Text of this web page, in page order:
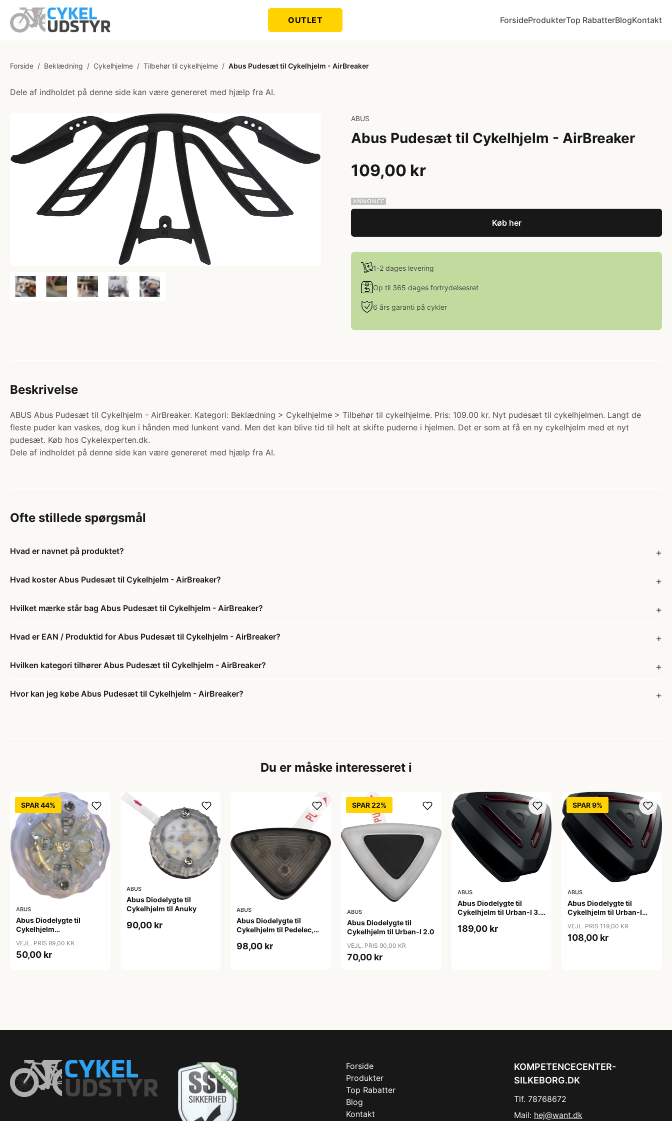
OUTLET ForsideProdukterTop RabatterBlogKontakt
Forside / Beklædning / Cykelhjelme / Tilbehør til cykelhjelme / Abus Pudesæt til Cykelhjelm - AirBreaker
Dele af indholdet på denne side kan være genereret med hjælp fra AI.
ABUS
Abus Pudesæt til Cykelhjelm - AirBreaker
109,00 kr
Køb her
1-2 dages levering
Op til 365 dages fortrydelsesret
6 års garanti på cykler
Beskrivelse
ABUS Abus Pudesæt til Cykelhjelm - AirBreaker. Kategori: Beklædning > Cykelhjelme > Tilbehør til cykelhjelme. Pris: 109.00 kr. Nyt pudesæt til cykelhjelmen. Langt de
fleste puder kan vaskes, dog kun i hånden med lunkent vand. Men det kan blive tid til helt at skifte puderne i hjelmen. Det er som at få en ny cykelhjelm med et nyt
pudesæt. Køb hos Cykelexperten.dk.
Dele af indholdet på denne side kan være genereret med hjælp fra AI.
Ofte stillede spørgsmål
Hvad er navnet på produktet?
Hvad koster Abus Pudesæt til Cykelhjelm - AirBreaker?
Hvilket mærke står bag Abus Pudesæt til Cykelhjelm - AirBreaker?
Hvad er EAN / Produktid for Abus Pudesæt til Cykelhjelm - AirBreaker?
Hvilken kategori tilhører Abus Pudesæt til Cykelhjelm - AirBreaker?
Hvor kan jeg købe Abus Pudesæt til Cykelhjelm - AirBreaker?
Du er måske interesseret i
SPAR 44%
ABUS
Abus Diodelygte til
Cykelhjelm
VEJL. PRIS 89,00 KR
50,00 kr
ABUS
Abus Diodelygte til
Cykelhjelm til Anuky
90,00 kr
ABUS
Abus Diodelygte til
Cykelhjelm til Pedelec,
98,00 kr
SPAR 22%
ABUS
Abus Diodelygte til
Cykelhjelm til Urban-I 2.0
VEJL. PRIS 90,00 KR
70,00 kr
ABUS
Abus Diodelygte til
Cykelhjelm til Urban-I 3.0
189,00 kr
SPAR 9%
ABUS
Abus Diodelygte til
Cykelhjelm til Urban-I
VEJL. PRIS 119,00 KR
108,00 kr
Forside
Produkter
Top Rabatter
Blog
Kontakt
KOMPETENCECENTER-
SILKEBORG.DK
Tlf. 78768672
Mail: hej@want.dk